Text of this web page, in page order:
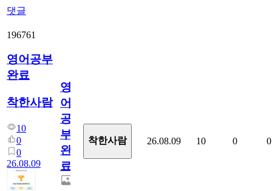
댓글
196761
영어공부
완료
착한사람
10
0
0
26.08.09
영
어
공
부
완
료
착한사람 26.08.09 10 0 0